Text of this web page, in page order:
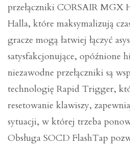
przełączniki CORSAIR MGX
Halla, które maksymalizują
gracze mogą łatwiej łączyć
satysfakcjonujące, opóźnione
niezawodne przełączniki są
technologię Rapid Trigger,
resetowanie klawiszy,
sytuacji, w której trzeba
Obsługa SOCD FlashTap